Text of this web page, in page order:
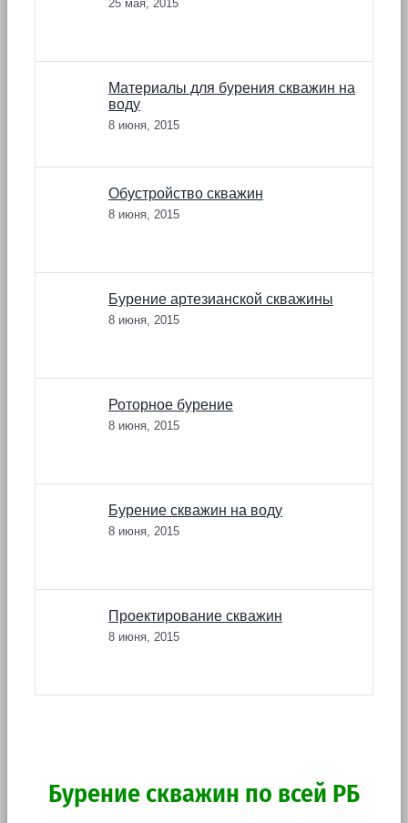
25 мая, 2015
Материалы для бурения скважин на
воду
8 июня, 2015
Обустройство скважин
8 июня, 2015
Бурение артезианской скважины
8 июня, 2015
Роторное бурение
8 июня, 2015
Бурение скважин на воду
8 июня, 2015
Проектирование скважин
8 июня, 2015
Бурение скважин по всей РБ